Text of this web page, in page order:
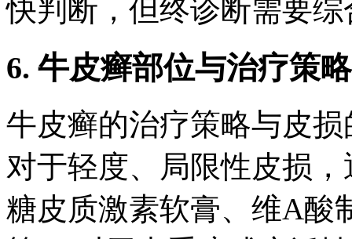
快判断，但终诊断需要
6. 牛皮癣部位与治疗策略
牛皮癣的治疗策略与皮
对于轻度、局限性皮损
糖皮质激素软膏、维A酸